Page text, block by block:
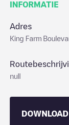
INFORMATIE
Adres
King Farm
null